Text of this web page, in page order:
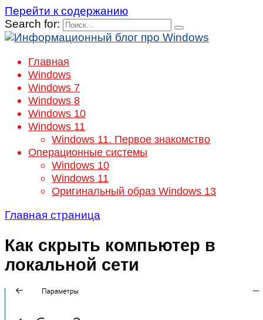
Перейти к содержанию
Search for:
Главная
Windows
Windows 7
Windows 8
Windows 10
Windows 11
Windows 11. Первое знакомство
Операционные системы
Windows 10
Windows 11
Оригинальный образ Windows 13
Главная страница
Как скрыть компьютер в
локальной сети